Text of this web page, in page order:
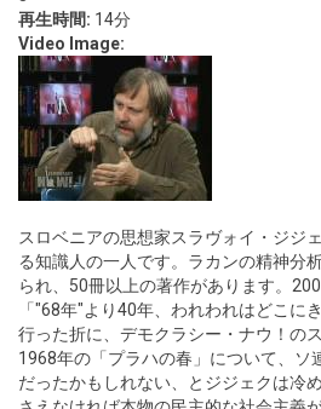
再生時間: 14分
Video Image:
スロベニアの思想家スラヴォイ・ジジ
る知識人の一人です。ラカンの精神分
られ、50冊以上の著作があります。
「"68年"より40年、われわれはどこに
行った折に、デモクラシー・ナウ！の
1968年の「プラハの春」について、ソ
だったかもしれない、とジジェクは冷